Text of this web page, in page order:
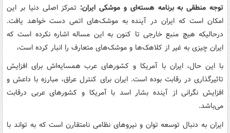
توجه منطقی به برنامه هسته‌ای و موشکی ایران: تمرکز اصلی دنیا بر این
امکان است که ایران در آینده به موشک‌های اتمی دست خواهد یافت.
درحالیکه هیچ منبع خارجی تا کنون به این مساله اشاره نکرده است که
ایران چیزی به غیر از کلاهک‌ها و موشک‌های متعارف را انبار کرده است،
با این حال، ایران با آمریکا و کشورهای عرب همسایه‌اش برای افزایش
تاثیرگذاری در رقابت بوده است. ایران برای کنترل عراق، مبارزه با داعش و
افزایش نگرانی از آینده بشار اسد با آمریکا و کشورهای عربی درقابت
می‌باشد.
ایران به دنبال توسعه توان و نیروهای نظامی نامتقارن است که به تواند با